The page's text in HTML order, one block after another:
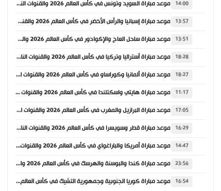
14:00 موعد مباراة السويد وتونس في كأس العالم 2026 والقنوات الناقلة
13:57 موعد مباراة إسبانيا والرأس الأخضر في كأس العالم 2026 والقنوات الناقلة
13:51 موعد مباراة ساحل العاج والإكوادور في كأس العالم 2026 والقنوات الناقلة
18:28 موعد مباراة أستراليا وتركيا في كأس العالم 2026 والقنوات الناقلة
18:27 موعد مباراة ألمانيا وكوراساو في كأس العالم 2026 والقنوات الناقلة
11:17 موعد مباراة هايتي واسكتلندا في كأس العالم 2026 والقنوات الناقلة
17:05 موعد مباراة البرازيل والمغرب في كأس العالم 2026 والقنوات الناقلة
16:29 موعد مباراة قطر وسويسرا في كأس العالم 2026 والقنوات الناقلة
14:47 موعد مباراة أمريكا والباراغواي في كأس العالم 2026 والقنوات الناقلة
23:56 موعد مباراة كندا والبوسنة والهرسك في كأس العالم 2026 والقنوات الناقلة
16:54 موعد مباراة كوريا الجنوبية وجمهورية التشيك في كأس العالم 2026 والقنوات الناقلة